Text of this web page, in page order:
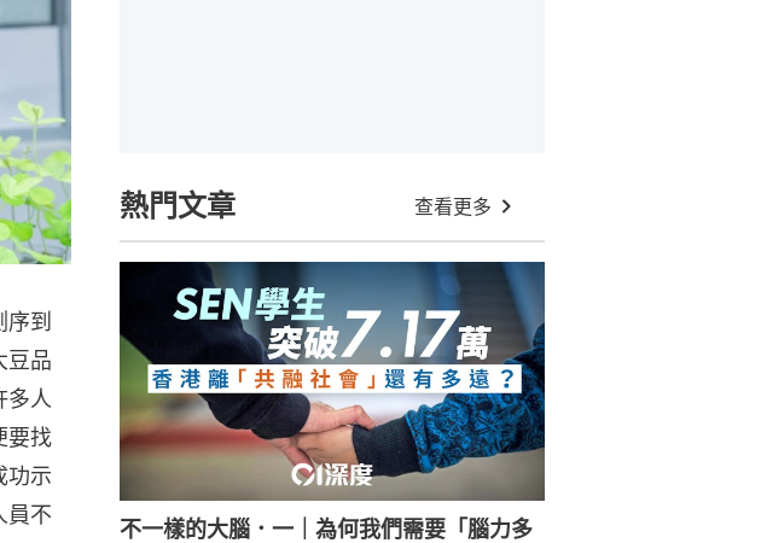
到
豆品
多人
要找
功示
員不
熱門文章 查看更多
不一樣的大腦．一｜為何我們需要「腦力多